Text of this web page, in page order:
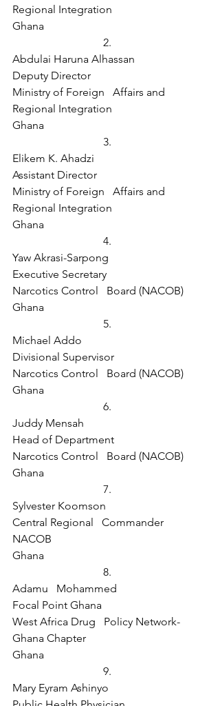
Regional Integration
Ghana
2.
Abdulai Haruna Alhassan
Deputy Director
Ministry of Foreign   Affairs and
Regional Integration
Ghana
3.
Elikem K. Ahadzi
Assistant Director
Ministry of Foreign   Affairs and
Regional Integration
Ghana
4.
Yaw Akrasi-Sarpong
Executive Secretary
Narcotics Control   Board (NACOB)
Ghana
5.
Michael Addo
Divisional Supervisor
Narcotics Control   Board (NACOB)
Ghana
6.
Juddy Mensah
Head of Department
Narcotics Control   Board (NACOB)
Ghana
7.
Sylvester Koomson
Central Regional   Commander
NACOB
Ghana
8.
Adamu   Mohammed
Focal Point Ghana
West Africa Drug   Policy Network-
Ghana Chapter
Ghana
9.
Mary Eyram Ashinyo